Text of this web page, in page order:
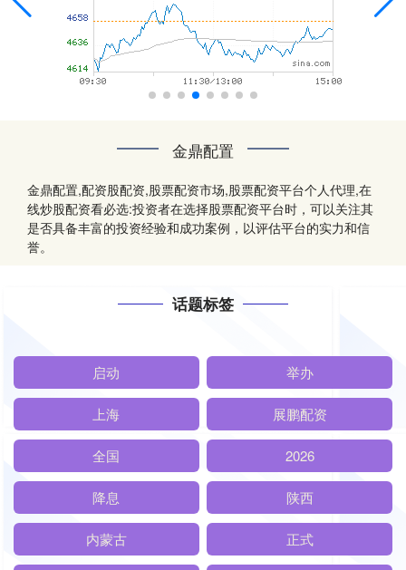
金鼎配置
金鼎配置,配资股配资,股票配资市场,股票配资平台个人代理,在
线炒股配资看必选:投资者在选择股票配资平台时，可以关注其
是否具备丰富的投资经验和成功案例，以评估平台的实力和信
誉。
话题标签
启动 举办
上海 展鹏配资
全国 2026
降息 陕西
内蒙古 正式